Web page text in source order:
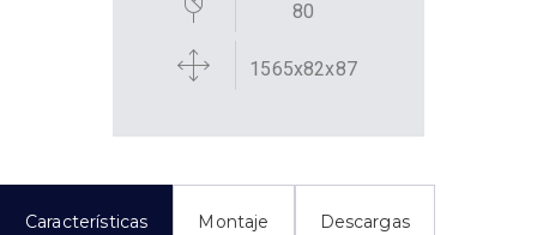
80
1565x82x87
Características Montaje Descargas